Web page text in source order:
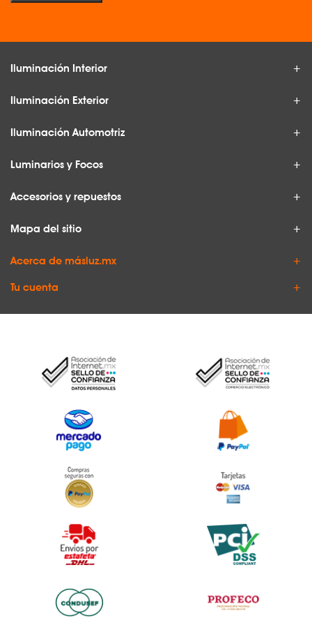
Iluminación Interior
Iluminación Exterior
Iluminación Automotriz
Luminarios y Focos
Accesorios y repuestos
Mapa del sitio
Acerca de másluz.mx
Tu cuenta